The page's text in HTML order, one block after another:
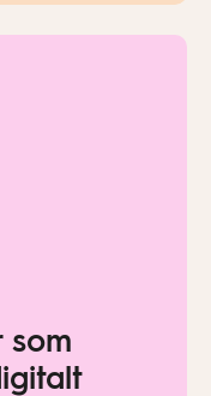
som